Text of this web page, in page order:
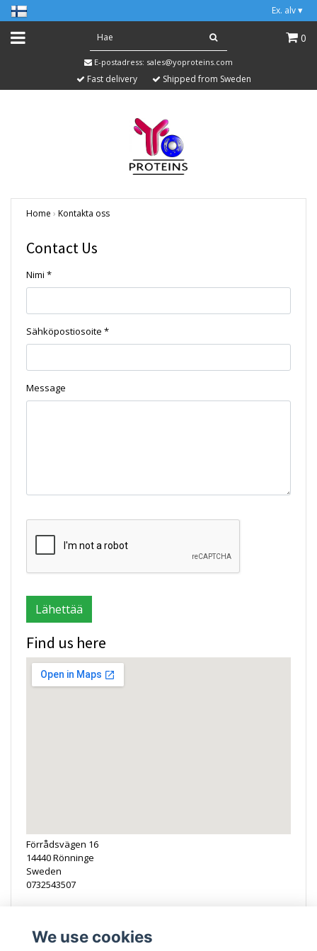
Ex. alv ▾
0
E-postadress: sales@yoproteins.com
Fast delivery Shipped from Sweden
Home › Kontakta oss
Contact Us
Nimi *
Sähköpostiosoite *
Message
Find us here
Förrådsvägen 16
14440 Rönninge
Sweden
0732543507
We use cookies